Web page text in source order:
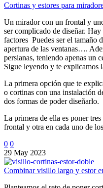
Cortinas y estores para
Un mirador con un frontal y
ser complicado de diseñar.
factores Puedes ser el tamaño
apertura de las ventanas….
persianas, teniendo apenas un
Sigue leyendo y te explicamos
La primera opción que te
o cortinas con una instalación
dos formas de poder diseñarlo.
La primera de ella es poner
frontal y otra en cada uno de
0 0
29 May 2023
Combinar visillo largo y estor